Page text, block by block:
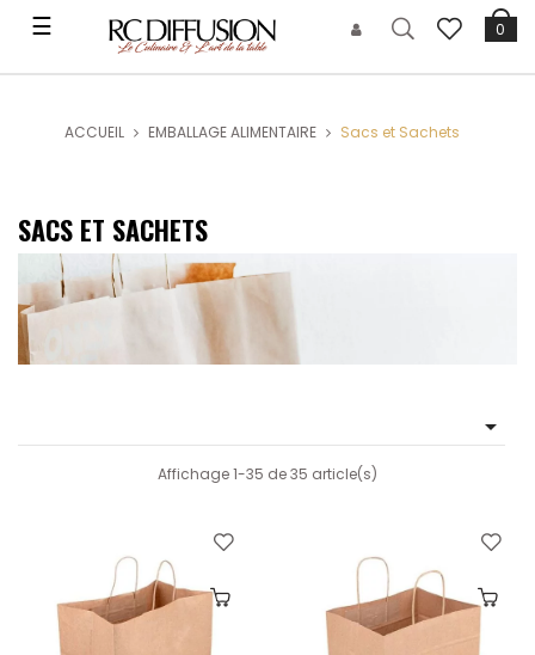
Basculer
la
navigation
☰ 0
ACCUEIL EMBALLAGE ALIMENTAIRE Sacs et Sachets
SACS ET SACHETS

Affichage 1-35 de 35 article(s)